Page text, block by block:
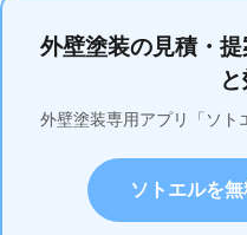
外壁塗装の見積・
外壁塗装専用アプリ「ソト
ソトエルを